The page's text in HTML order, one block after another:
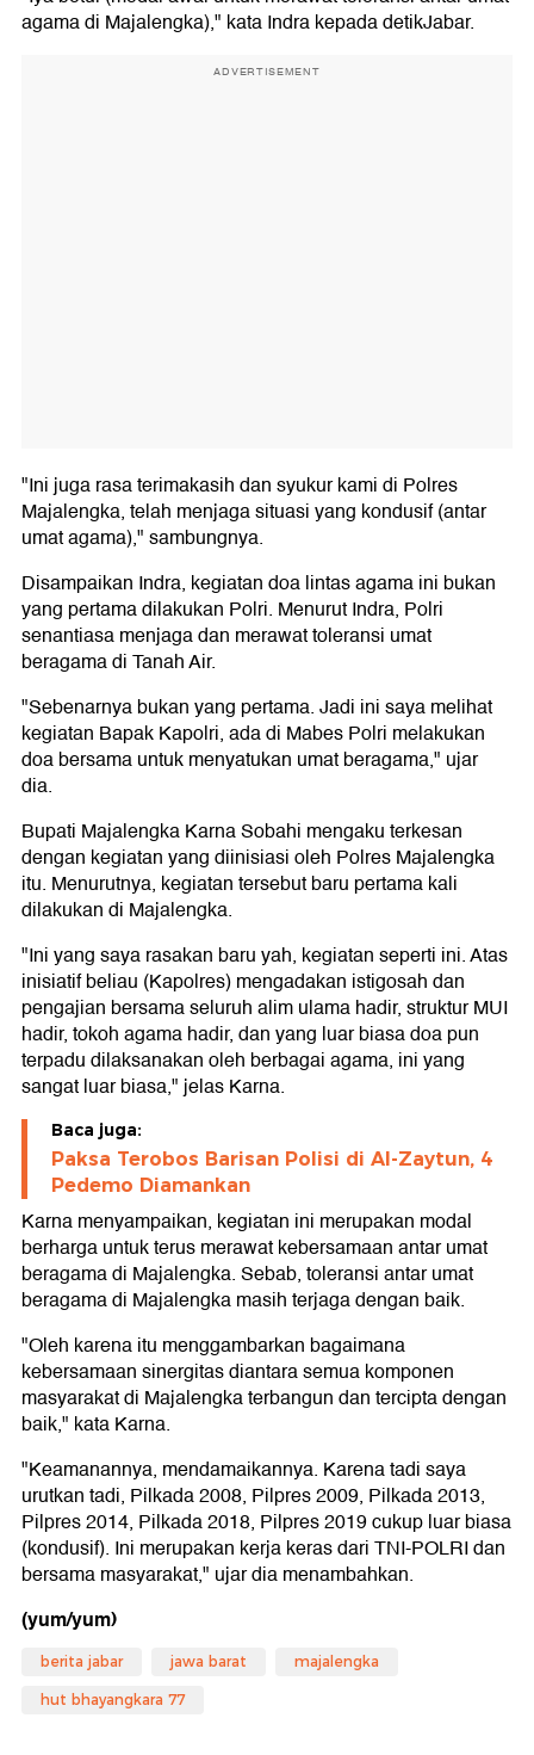
agama di Majalengka)," kata Indra kepada detikJabar.
ADVERTISEMENT
"Ini juga rasa terimakasih dan syukur kami di Polres
Majalengka, telah menjaga situasi yang kondusif (antar
umat agama)," sambungnya.
Disampaikan Indra, kegiatan doa lintas agama ini bukan
yang pertama dilakukan Polri. Menurut Indra, Polri
senantiasa menjaga dan merawat toleransi umat
beragama di Tanah Air.
"Sebenarnya bukan yang pertama. Jadi ini saya melihat
kegiatan Bapak Kapolri, ada di Mabes Polri melakukan
doa bersama untuk menyatukan umat beragama," ujar
dia.
Bupati Majalengka Karna Sobahi mengaku terkesan
dengan kegiatan yang diinisiasi oleh Polres Majalengka
itu. Menurutnya, kegiatan tersebut baru pertama kali
dilakukan di Majalengka.
"Ini yang saya rasakan baru yah, kegiatan seperti ini. Atas
inisiatif beliau (Kapolres) mengadakan istigosah dan
pengajian bersama seluruh alim ulama hadir, struktur MUI
hadir, tokoh agama hadir, dan yang luar biasa doa pun
terpadu dilaksanakan oleh berbagai agama, ini yang
sangat luar biasa," jelas Karna.
Baca juga:
Paksa Terobos Barisan Polisi di Al-Zaytun, 4
Pedemo Diamankan
Karna menyampaikan, kegiatan ini merupakan modal
berharga untuk terus merawat kebersamaan antar umat
beragama di Majalengka. Sebab, toleransi antar umat
beragama di Majalengka masih terjaga dengan baik.
"Oleh karena itu menggambarkan bagaimana
kebersamaan sinergitas diantara semua komponen
masyarakat di Majalengka terbangun dan tercipta dengan
baik," kata Karna.
"Keamanannya, mendamaikannya. Karena tadi saya
urutkan tadi, Pilkada 2008, Pilpres 2009, Pilkada 2013,
Pilpres 2014, Pilkada 2018, Pilpres 2019 cukup luar biasa
(kondusif). Ini merupakan kerja keras dari TNI-POLRI dan
bersama masyarakat," ujar dia menambahkan.
(yum/yum)
berita jabar jawa barat majalengka
hut bhayangkara 77